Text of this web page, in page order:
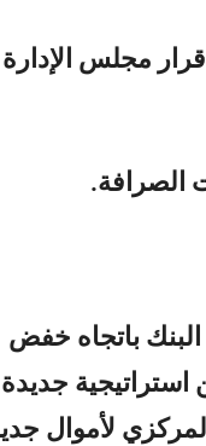
مجلس الإدارة
الصرافة.
باتجاه خفض
جديدة
لأموال